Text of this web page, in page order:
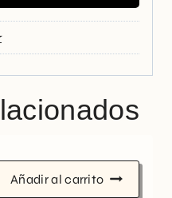
Añadir al carrito